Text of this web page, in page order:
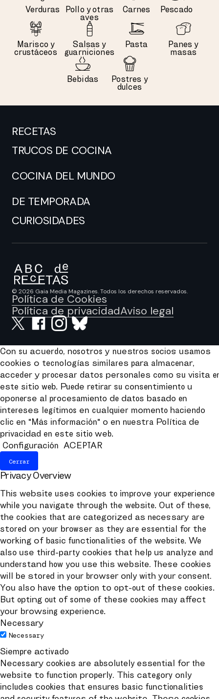
Verduras
Pollo y otras
aves
Carnes Pescado
Marisco y
crustáceos
Salsas y
guarniciones
Pasta
Panes y
masas
Bebidas
Postres y
dulces
RECETAS
TRUCOS DE COCINA
COCINA DEL MUNDO
DE TEMPORADA
CURIOSIDADES
© 2026 Gaia Media Magazines. Todos los derechos reservados.
Política de Cookies
Política de privacidadAviso legal
Con su acuerdo, nosotros y nuestros socios usamos
cookies o tecnologías similares para almacenar,
acceder y procesar datos personales como su visita
este sitio web. Puede retirar su consentimiento u
oponerse al procesamiento de datos basado en
intereses legítimos en cualquier momento haciendo
clic en "Más información" o en nuestra Política de
privacidad en este sitio web.
Configuración
ACEPTAR
Cerrar
Privacy Overview
This website uses cookies to improve your experience
while you navigate through the website. Out of these,
the cookies that are categorized as necessary are
stored on your browser as they are essential for the
working of basic functionalities of the website. We
also use third-party cookies that help us analyze and
understand how you use this website. These cookies
will be stored in your browser only with your consent.
You also have the option to opt-out of these cookies.
But opting out of some of these cookies may affect
your browsing experience.
Necessary
Necessary
Siempre activado
Necessary cookies are absolutely essential for the
website to function properly. This category only
includes cookies that ensures basic functionalities